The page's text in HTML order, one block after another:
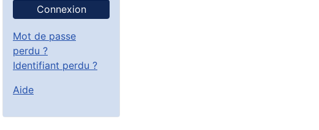
Connexion
Mot de passe
perdu ?
Identifiant perdu ?
Aide